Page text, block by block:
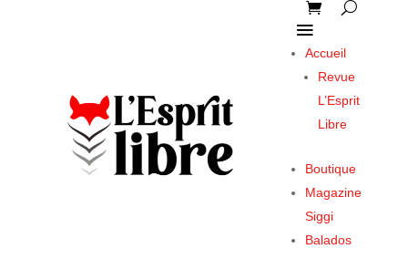
Accueil
Revue
L’Esprit
Libre
Boutique
Magazine
Siggi
Balados